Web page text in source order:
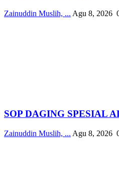
Zainuddin Muslih, ... Agu 8, 2026
SOP DAGING SPESIAL
Zainuddin Muslih, ... Agu 8, 2026